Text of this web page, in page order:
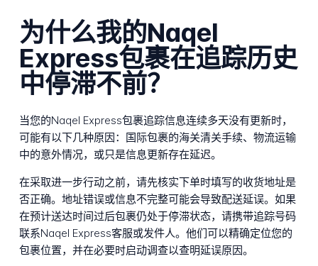
为什么我的Naqel
Express包裹在追踪历史
中停滞不前？
当您的Naqel Express包裹追踪信息连续多天没有更新时，
可能有以下几种原因：国际包裹的海关清关手续、物流运输
中的意外情况，或只是信息更新存在延迟。
在采取进一步行动之前，请先核实下单时填写的收货地址是
否正确。地址错误或信息不完整可能会导致配送延误。如果
在预计送达时间过后包裹仍处于停滞状态，请携带追踪号码
联系Naqel Express客服或发件人。他们可以精确定位您的
包裹位置，并在必要时启动调查以查明延误原因。